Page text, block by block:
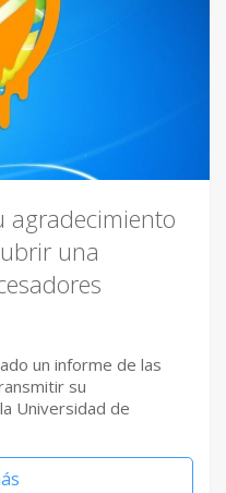
agradecimiento
una
un informe de las
su
Universidad de